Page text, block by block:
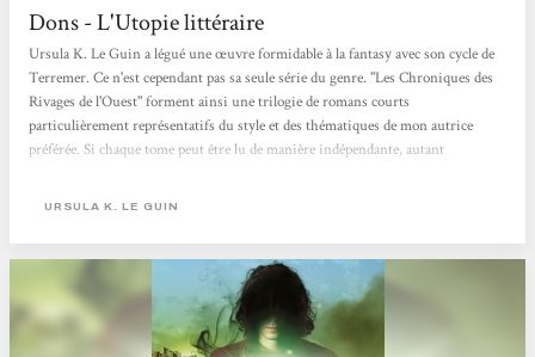
Dons - L'Utopie littéraire
Ursula K. Le Guin a légué une œuvre formidable à la fantasy avec son cycle de
Terremer. Ce n'est cependant pas sa seule série du genre. "Les Chroniques des
Rivages de l'Ouest" forment ainsi une trilogie de romans courts
particulièrement représentatifs du style et des thématiques de mon autrice
préférée. Si chaque tome peut être lu de manière indépendante, autant
peuple de sorciers. Chaque famille possède un pouvoir magique qui lui permet
URSULA K. LE GUIN